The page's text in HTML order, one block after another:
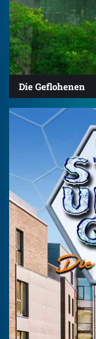
Die Geflohenen